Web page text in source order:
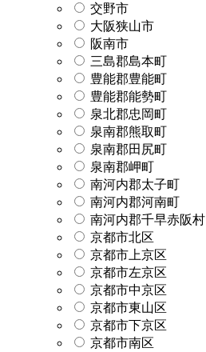
交野市
大阪狭山市
阪南市
三島郡島本町
豊能郡豊能町
豊能郡能勢町
泉北郡忠岡町
泉南郡熊取町
泉南郡田尻町
泉南郡岬町
南河内郡太子町
南河内郡河南町
南河内郡千早赤阪村
京都市北区
京都市上京区
京都市左京区
京都市中京区
京都市東山区
京都市下京区
京都市南区